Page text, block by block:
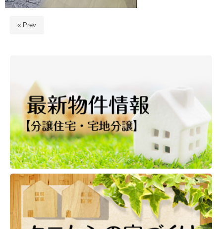
« Prev